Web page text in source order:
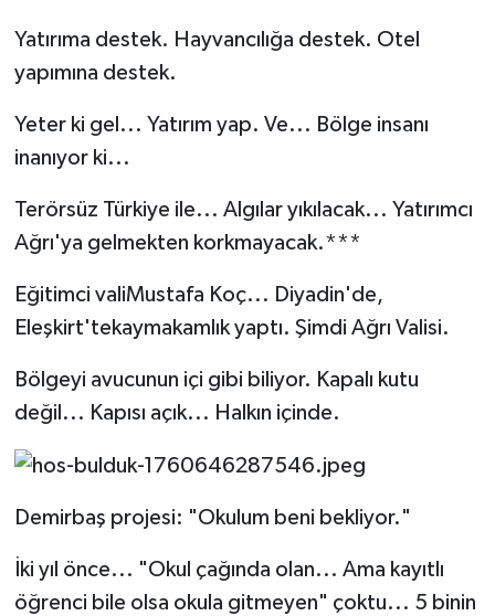
Yatırıma destek. Hayvancılığa destek. Otel
yapımına destek.
Yeter ki gel... Yatırım yap. Ve... Bölge insanı
inanıyor ki...
Terörsüz Türkiye ile... Algılar yıkılacak... Yatırımcı
Ağrı'ya gelmekten korkmayacak.***
Eğitimci valiMustafa Koç... Diyadin'de,
Eleşkirt'tekaymakamlık yaptı. Şimdi Ağrı Valisi.
Bölgeyi avucunun içi gibi biliyor. Kapalı kutu
değil... Kapısı açık... Halkın içinde.
Demirbaş projesi: "Okulum beni bekliyor."
İki yıl önce... "Okul çağında olan... Ama kayıtlı
öğrenci bile olsa okula gitmeyen" çoktu... 5 binin